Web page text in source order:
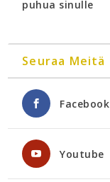
puhua sinulle
Seuraa Meitä
Facebook
Youtube